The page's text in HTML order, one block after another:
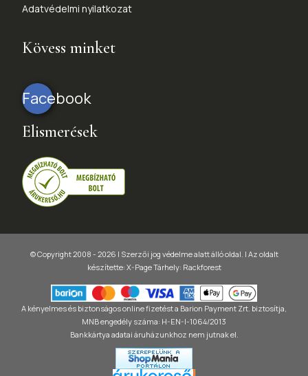
Adatvédelmi nyilatkozat
Kövess minket
Facebook
Elismerések
© Copyright 2008 - 2026 | Szerzői jog védelme alatt álló oldal. | Az oldalt
készítette: X-PageTárhely: Rackforest
A kényelmes és biztonságos online fizetést a Barion Payment Zrt. biztosítja,
MNB engedély száma: H-EN-I-1064/2013
Bankkártya adatai áruházunkhoz nem jutnak el.